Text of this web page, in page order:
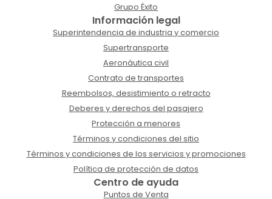
Grupo Éxito
Información legal
Superintendencia de industria y comercio
Supertransporte
Aeronáutica civil
Contrato de transportes
Reembolsos, desistimiento o retracto
Deberes y derechos del pasajero
Protección a menores
Términos y condiciones del sitio
Términos y condiciones de los servicios y promociones
Política de protección de datos
Centro de ayuda
Puntos de Venta